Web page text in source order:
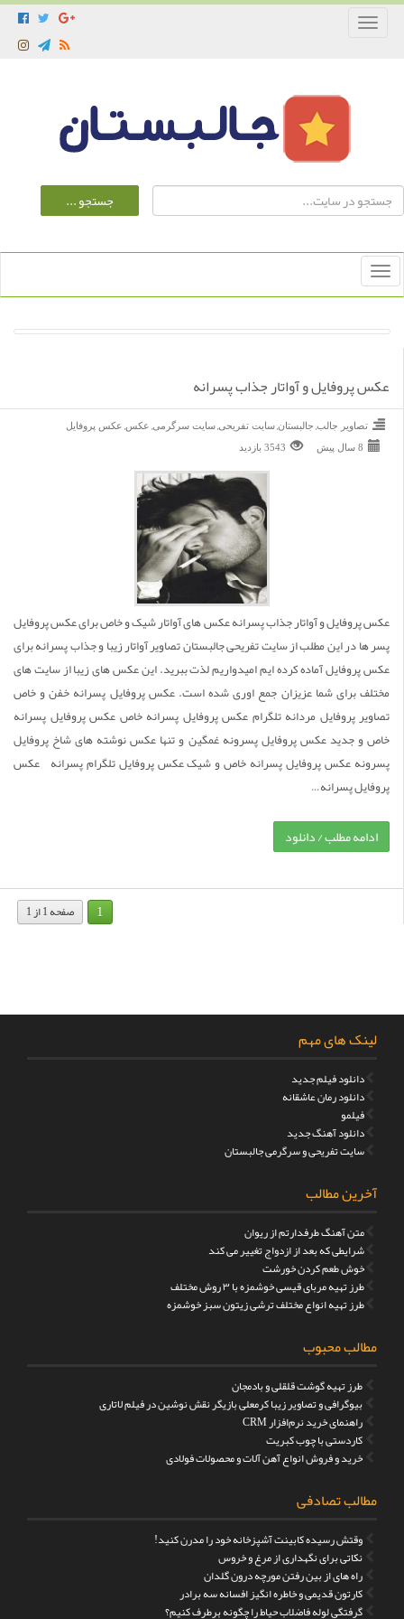
Toggle
Toggle
navigation
عکس پروفایل و آواتار جذاب پسرانه
تصاویر جالب, جالبستان,سایت تفریحی,سایت سرگرمی, عکس, عکس پروفایل
8 سال پیش
3543 بازديد
عکس پروفایل و آواتار جذاب پسرانه عکس های آواتار شیک و خاص برای عکس پروفایل
پسر ها در این مطلب از سایت تفریحی جالبستان تصاویر آواتار زیبا و جذاب پسرانه برای
عکس پروفایل آماده کرده ایم امیدواریم لذت ببرید. این عکس های زیبا از سایت های
مختلف برای شما عزیزان جمع اوری شده است. عکس پروفایل پسرانه خفن و خاص
تصاویر پروفایل مردانه تلگرام عکس پروفایل پسرانه خاص عکس پروفایل پسرانه
خاص و جدید عکس پروفایل پسرونه غمگین و تنها عکس نوشته های شاخ پروفایل
پسرونه عکس پروفایل پسرانه خاص و شیک عکس پروفایل تلگرام پسرانه عکس
پروفایل پسرانه…
ادامه مطلب / دانلود
صفحه 1 از 1 1
لینک های مهم
دانلود فیلم جدید
دانلود رمان عاشقانه
فیلمو
دانلود آهنگ جدید
سایت تفریحی و سرگرمی جالبستان
آخرین مطالب
متن آهنگ طرفدارتم از ریوان
شرایطی که بعد از ازدواج تغییر می کند
خوش طعم کردن خورشت
طرز تهیه مربای قیسی خوشمزه با ۳ روش مختلف
طرز تهیه انواع مختلف ترشی زیتون سبز خوشمزه
مطالب محبوب
طرز تهیه گوشت قلقلی و بادمجان
بیوگرافی و تصاویر زیبا کرمعلی بازیگر نقش نوشین در فیلم لاتاری
راهنمای خرید نرم‌افزار CRM
کاردستی با چوب کبریت
خرید و فروش انواع آهن آلات و محصولات فولادی
مطالب تصادفی
وقتش رسیده کابینت آشپزخانه خود را مدرن کنید!
نکاتی برای نگهداری از مرغ و خروس
راه های از بین رفتن مورچه درون گلدان
کارتون قدیمی و خاطره انگیز افسانه سه برادر
گرفتگی لوله فاضلاب حیاط را چگونه برطرف کنیم؟